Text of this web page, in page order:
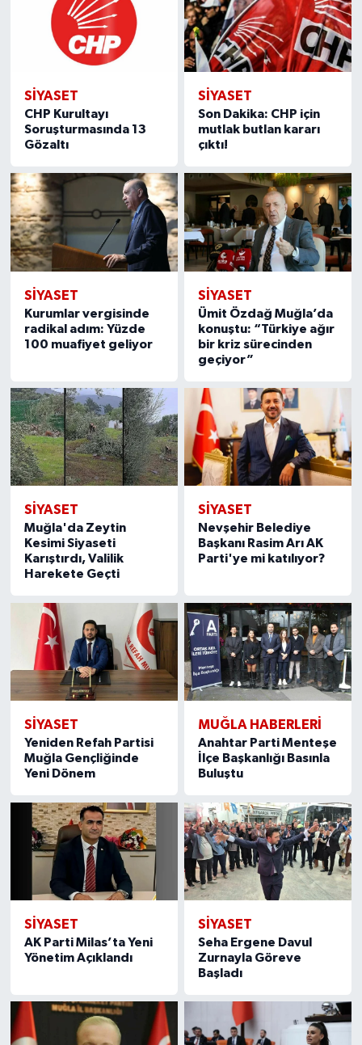
SIYASET
CHP Kurultayı
Soruşturmasında 13
Gözaltı
SIYASET
Son Dakika: CHP için
mutlak butlan kararı
çıktı!
SIYASET
Kurumlar vergisinde
radikal adım: Yüzde
100 muafiyet geliyor
SIYASET
Ümit Özdağ Muğla’da
konuştu: “Türkiye ağır
bir kriz sürecinden
geçiyor”
SIYASET
Muğla'da Zeytin
Kesimi Siyaseti
Karıştırdı, Valilik
Harekete Geçti
SIYASET
Nevşehir Belediye
Başkanı Rasim Arı AK
Parti'ye mi katılıyor?
SIYASET
Yeniden Refah Partisi
Muğla Gençliğinde
Yeni Dönem
MUĞLA HABERLERI
Anahtar Parti Menteşe
İlçe Başkanlığı Basınla
Buluştu
SIYASET
AK Parti Milas’ta Yeni
Yönetim Açıklandı
SIYASET
Seha Ergene Davul
Zurnayla Göreve
Başladı